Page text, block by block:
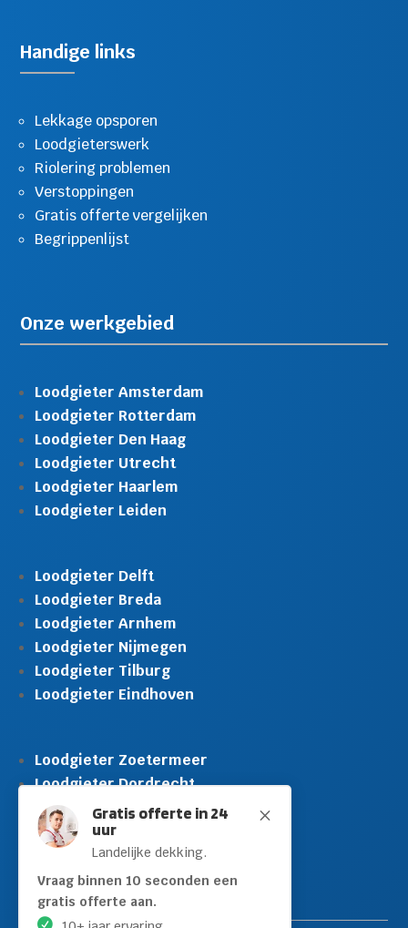
M
Gratis offerte in 24
uur
Landelijke dekking.
Vraag binnen 10 seconden een
gratis offerte aan.
Handige links
Lekkage opsporen
Loodgieterswerk
Riolering problemen
Verstoppingen
Gratis offerte vergelijken
Begrippenlijst
Onze werkgebied
Loodgieter Amsterdam
Loodgieter Rotterdam
Loodgieter Den Haag
Loodgieter Utrecht
Loodgieter Haarlem
Loodgieter Leiden
Loodgieter Delft
Loodgieter Breda
Loodgieter Arnhem
Loodgieter Nijmegen
Loodgieter Tilburg
Loodgieter Eindhoven
Loodgieter Zoetermeer
Loodgieter Dordrecht
Loodgieter Rijswijk
Loodgieter Schiedam
Loodgieter Leidschendam
Loodgieter Hilversum